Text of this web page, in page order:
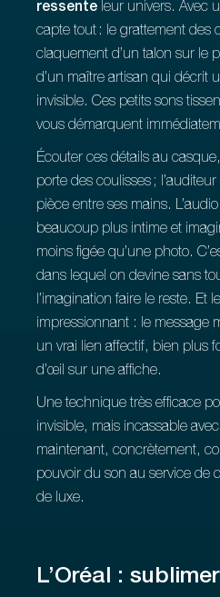
ressente leur univers. Avec
capte tout : le grattement des
claquement d’un talon sur le
d’un maître artisan qui décrit
invisible. Ces petits sons
vous démarquent
Écouter ces détails au
porte des coulisses ;
pièce entre ses mains.
beaucoup plus intime et
moins figée qu’une photo.
dans lequel on devine sans
l’imagination faire le reste. Et
impressionnant : le message
un vrai lien affectif, bien plus
d’œil sur une affiche.
Une technique très efficace
invisible, mais incassable
maintenant, concrètement,
pouvoir du son au service de
de luxe.
L’Oréal :